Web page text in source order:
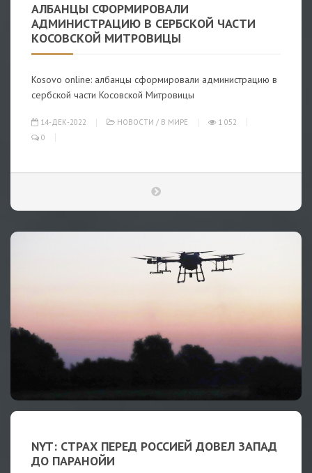
АЛБАНЦЫ СФОРМИРОВАЛИ
АДМИНИСТРАЦИЮ В СЕРБСКОЙ ЧАСТИ
КОСОВСКОЙ МИТРОВИЦЫ
Kosovo online: албанцы сформировали администрацию в
сербской части Косовской Митровицы
14-ДЕК-2022 НОВОСТИ / В МИРЕ
1 052
0
NYT: СТРАХ ПЕРЕД РОССИЕЙ ДОВЕЛ ЗАПАД
ДО ПАРАНОЙИ